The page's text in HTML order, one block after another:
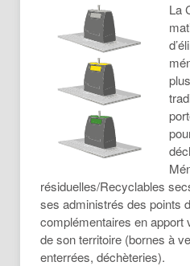
La
résiduelles/Recyclables
ses administrés des points
complémentaires en apport
de son territoire (bornes à
enterrées, déchèteries).